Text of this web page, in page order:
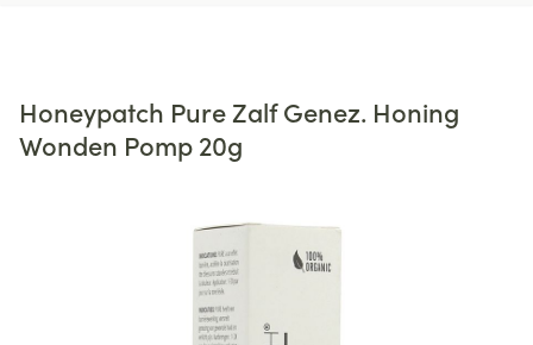
Honeypatch Pure Zalf Genez. Honing
Wonden Pomp 20g